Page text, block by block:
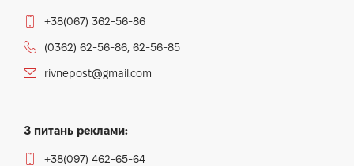
+38(067) 362-56-86
(0362) 62-56-86, 62-56-85
rivnepost@gmail.com
З питань реклами:
+38(097) 462-65-64